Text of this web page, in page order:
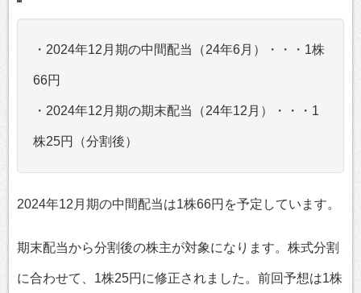
・2024年12月期の中間配当（24年6月）・・・1株
66円
・2024年12月期の期末配当（24年12月）・・・1
株25円（分割後）
2024年12月期の中間配当は1株66円を予定しています。
期末配当から分割後の株主が対象になります。株式分割
に合わせて、1株25円に修正されました。前回予想は1株